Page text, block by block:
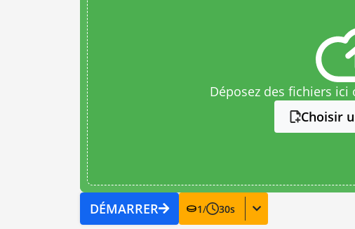
Déposez des fichiers
Choisir
DÉMARRER 1/ 30s